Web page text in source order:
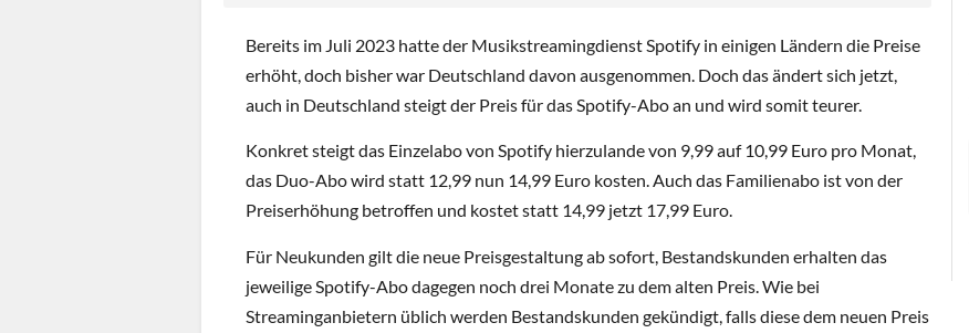
Bereits im Juli 2023 hatte der Musikstreamingdienst Spotify in einigen Ländern die Preise
erhöht, doch bisher war Deutschland davon ausgenommen. Doch das ändert sich jetzt,
auch in Deutschland steigt der Preis für das Spotify-Abo an und wird somit teurer.
Konkret steigt das Einzelabo von Spotify hierzulande von 9,99 auf 10,99 Euro pro Monat,
das Duo-Abo wird statt 12,99 nun 14,99 Euro kosten. Auch das Familienabo ist von der
Preiserhöhung betroffen und kostet statt 14,99 jetzt 17,99 Euro.
Für Neukunden gilt die neue Preisgestaltung ab sofort, Bestandskunden erhalten das
jeweilige Spotify-Abo dagegen noch drei Monate zu dem alten Preis. Wie bei
Streaminganbietern üblich werden Bestandskunden gekündigt, falls diese dem neuen Preis